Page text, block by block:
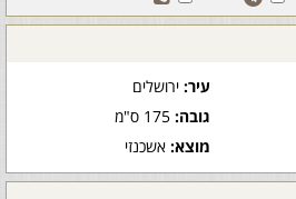
עיר:ירושלים
גובה:175 ס"מ
מוצא:אשכנזי